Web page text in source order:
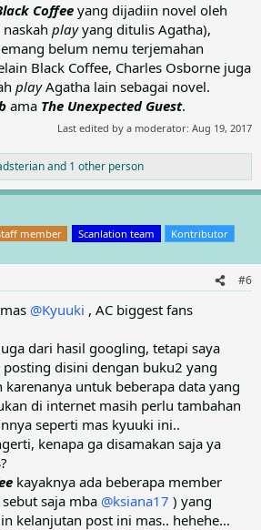
Coffee yang dijadiin novel oleh
playyang ditulis Agatha),
belum nemu terjemahan
Black Coffee, Charles Osborne juga
playAgatha lain sebagai novel.
ama The Unexpected Guest.
Last edited by a moderator: Aug 19, 2017
and 1 other person
member Scanlation team Kontributor
#6
@Kyuuki , AC biggest fans
dari hasil googling, tetapi saya
disini dengan buku2 yang
karenanya untuk beberapa data yang
di internet masih perlu tambahan
seperti mas kyuuki ini..
kenapa ga disamakan saja ya
kayaknya ada beberapa member
saja mba @ksiana17 ) yang
kelanjutan post ini mas.. hehehe...